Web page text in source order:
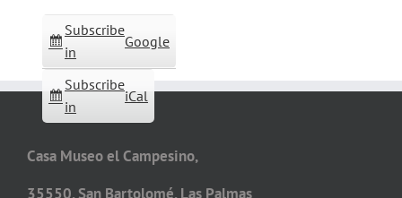
Subscribe
in
Google
Subscribe
in
iCal
Casa Museo el Campesino,
35550, San Bartolomé, Las Palmas